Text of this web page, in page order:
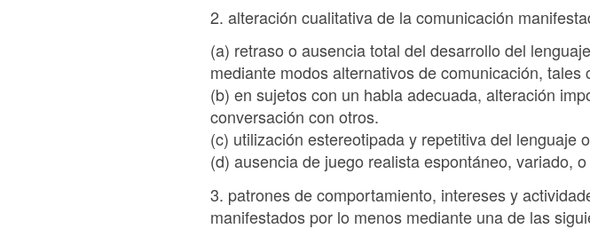
2. alteración cualitativa de la comunicación
(a) retraso o ausencia total del desarrollo del
mediante modos alternativos de comunicación, tales
(b) en sujetos con un habla adecuada, alteración
conversación con otros.
(c) utilización estereotipada y repetitiva del lenguaje
(d) ausencia de juego realista espontáneo, variado,
3. patrones de comportamiento, intereses y
manifestados por lo menos mediante una de las